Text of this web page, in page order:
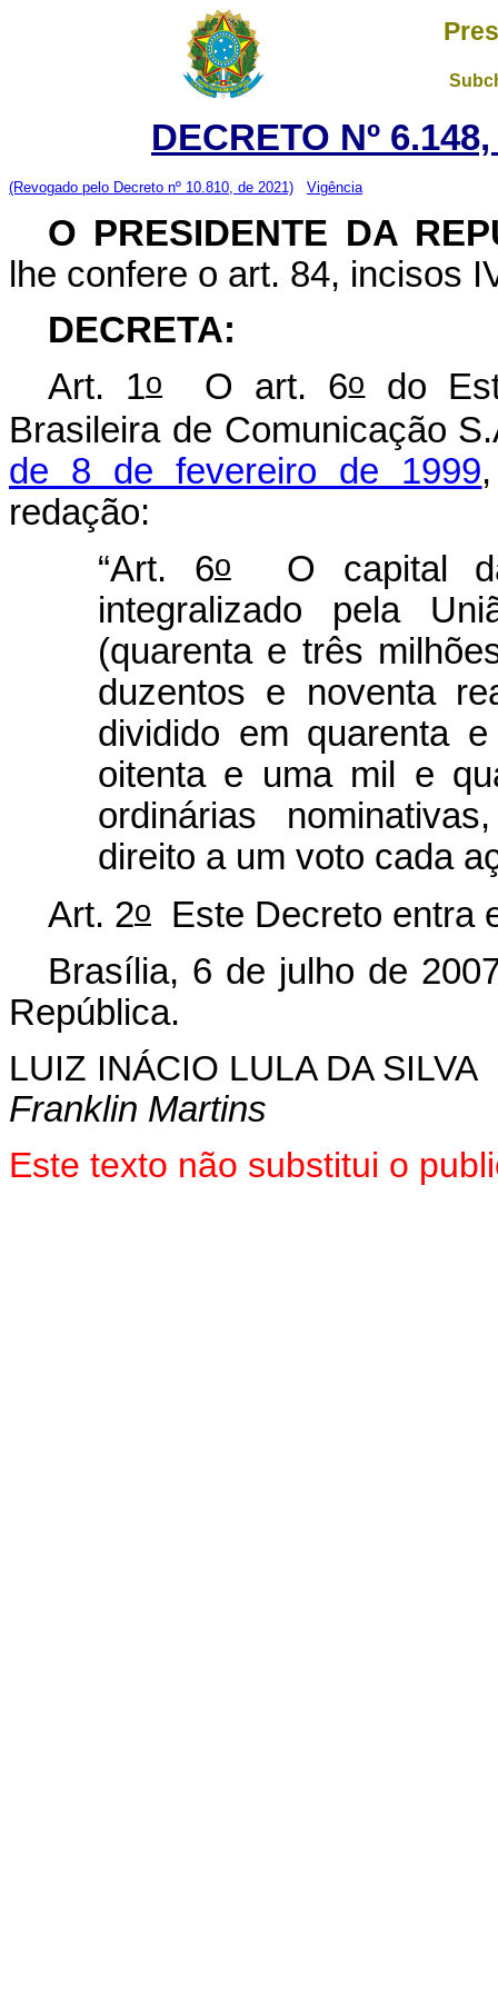
DECRETO Nº
(Revogado pelo Decreto nº 10.810, de 2021) Vigência
O PRESIDENTE DA
lhe confere o art. 84, incisos
DECRETA:
Art. 1oO art. 6odo
Brasileira de Comunicação
de 8 de fevereiro de 1999
redação:
“Art. 6oO capital da
integralizado pela
(quarenta e três
duzentos e noventa
dividido em quarenta
oitenta e uma mil e
ordinárias
direito a um voto cada
Art. 2o
Este Decreto entra
Brasília, 6 de julho de
República.
LUIZ INÁCIO LULA DA SILVA
Franklin Martins
Este texto não substitui o